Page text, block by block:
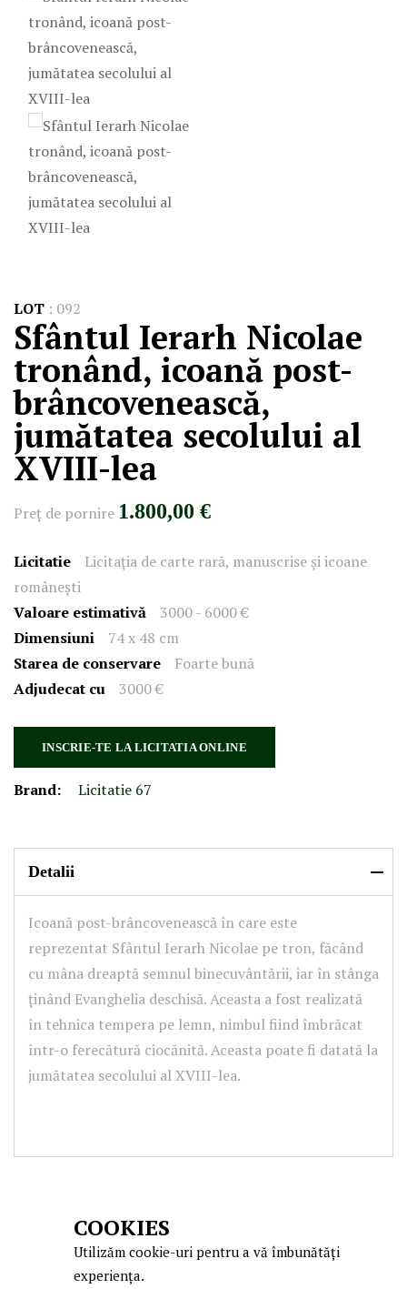
LOT : 092
Sfântul Ierarh Nicolae
tronând, icoană post-
brâncovenească,
jumătatea secolului al
XVIII-lea
Preţ de pornire 1.800,00 €
Licitatie
Licitația de carte rară, manuscrise și icoane
românești
Valoare estimativă
3000 - 6000 €
Dimensiuni
74 x 48 cm
Starea de conservare
Foarte bună
Adjudecat cu
3000 €
INSCRIE-TE LA LICITATIA ONLINE
Brand: Licitatie 67
Detalii
Icoană post-brâncovenească în care este
reprezentat Sfântul Ierarh Nicolae pe tron, făcând
cu mâna dreaptă semnul binecuvântării, iar în stânga
ținând Evanghelia deschisă. Aceasta a fost realizată
în tehnica tempera pe lemn, nimbul fiind îmbrăcat
într-o ferecătură ciocănită. Aceasta poate fi datată la
jumătatea secolului al XVIII-lea.
COOKIES
Utilizăm cookie-uri pentru a vă îmbunătăți
experiența.